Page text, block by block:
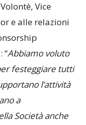
il premio
Vice
e alle relazioni
“Abbiamo voluto
festeggiare tutti
l‘attività
a